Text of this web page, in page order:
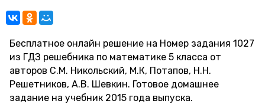
Бесплатное онлайн решение на Номер задания 1027
из ГДЗ решебника по математике 5 класса от
авторов С.М. Никольский, М.К, Потапов, Н.Н.
Решетников, А.В. Шевкин. Готовое домашнее
задание на учебник 2015 года выпуска.